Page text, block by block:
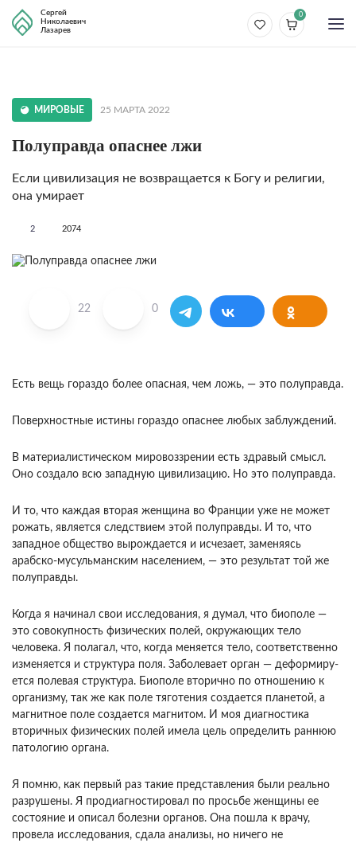
Сергей
Николаевич
Лазарев
0
МИРОВЫЕ 25 МАРТА 2022
Полуправда опаснее лжи
Если цивилизация не возвраща­ется к Богу и религии,
она умирает
2 2074
22 0
Есть вещь гораздо более опасная, чем ложь, — это полуправда.
Поверхностные истины гораздо опаснее любых заблуждений.
В материалистиче­ском мировоззрении есть здравый смысл.
Оно со­здало всю западную цивилизацию. Но это полу­правда.
И то, что каждая вторая женщина во Франции уже не может
рожать, является след­ствием этой полуправды. И то, что
западное об­щество вырождается и исчезает, заменяясь
арабско-мусульманским населением, — это ре­зультат той же
полуправды.
Когда я начинал свои исследования, я думал, что биополе —
это совокупность физических по­лей, окружающих тело
человека. Я полагал, что, когда меняется тело, соответственно
изменяется и структура поля. Заболевает орган — деформиру­
ется полевая структура. Биополе вторично по от­ношению к
организму, так же как поле тяготения создается планетой, а
магнитное поле создается магнитом. И моя диагностика
вторичных физиче­ских полей имела цель определить раннюю
пато­логию органа.
Я помню, как первый раз такие представления были реально
разрушены. Я продиагностировал по просьбе женщины ее
состояние и описал болез­ни органов. Она пошла к врачу,
провела исследо­вания, сдала анализы, но ничего не